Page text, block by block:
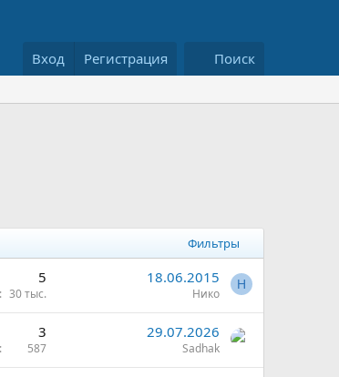
Вход Регистрация Поиск
Фильтры
5
30 тыс.
18.06.2015
Нико
Н
3
587
29.07.2026
Sadhak